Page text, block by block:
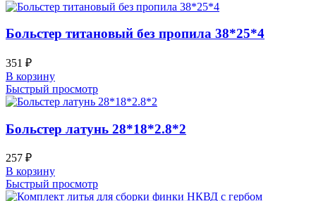
Больстер титановый без пропила 38*25*4
351 ₽
В корзину
Быстрый просмотр
Больстер латунь 28*18*2.8*2
257 ₽
В корзину
Быстрый просмотр